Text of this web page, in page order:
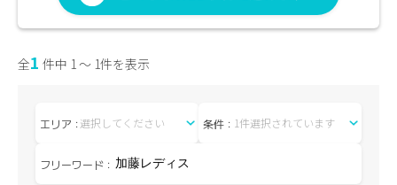
全1 件中 1 〜 1件を表示
エリア：選択してください 条件： 1件選択されています
フリーワード：